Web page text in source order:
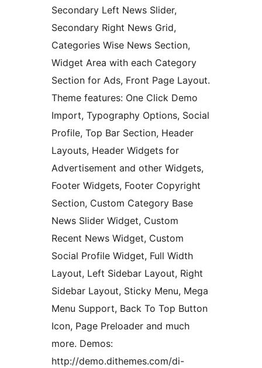
Secondary Left News Slider,
Secondary Right News Grid,
Categories Wise News Section,
Widget Area with each Category
Section for Ads, Front Page Layout.
Theme features: One Click Demo
Import, Typography Options, Social
Profile, Top Bar Section, Header
Layouts, Header Widgets for
Advertisement and other Widgets,
Footer Widgets, Footer Copyright
Section, Custom Category Base
News Slider Widget, Custom
Recent News Widget, Custom
Social Profile Widget, Full Width
Layout, Left Sidebar Layout, Right
Sidebar Layout, Sticky Menu, Mega
Menu Support, Back To Top Button
Icon, Page Preloader and much
more. Demos:
http://demo.dithemes.com/di-